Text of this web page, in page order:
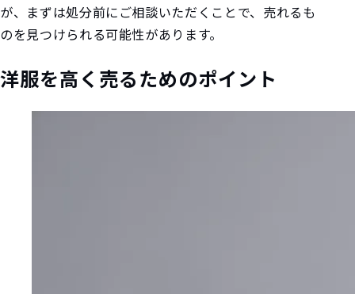
が、まずは処分前にご相談いただくことで、売れるも
のを見つけられる可能性があります。
洋服を高く売るためのポイント